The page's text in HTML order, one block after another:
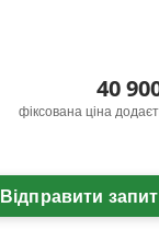
40
фіксована ціна
Відправити запит